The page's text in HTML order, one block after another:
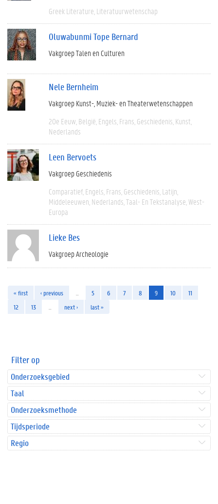
Greek Literature Literatuurwetenschap
Oluwabunmi Tope Bernard
Vakgroep Talen en Culturen
Nele Bernheim
Vakgroep Kunst-, Muziek- en Theaterwetenschappen
20e Eeuw België Engels Frans Geschiedenis Kunst
Nederlands
Leen Bervoets
Vakgroep Geschiedenis
Comparatief Engels Frans Geschiedenis Latijn
Middeleeuwen Nederlands Taal- En Tekstanalyse West-
Europa
Lieke Bes
Vakgroep Archeologie
« first ‹ previous 5 6 7 8 9 10
11
12
13 next › last »
Filter op
Onderzoeksgebied
Taal
Onderzoeksmethode
Tijdsperiode
Regio